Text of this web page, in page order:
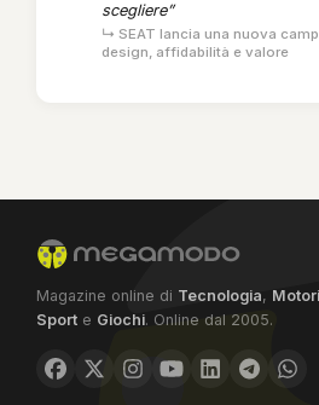
scegliere”
↳ SEAT lancia una nuova
design, affidabilità e valore
Magazine online di Tecnologia, Motori
Sport e Giochi. Online dal 2005.